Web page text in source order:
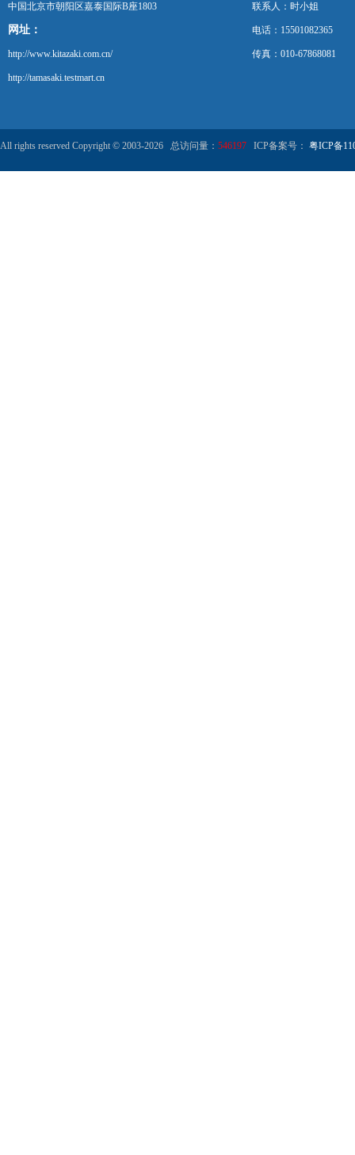
中国北京市朝阳区嘉泰国际B座1803
网址：
http://www.kitazaki.com.cn/
http://tamasaki.testmart.cn
联系人：时小姐
电话：15501082365
传真：010-67868081
All rights reserved Copyright © 2003-2026 总访问量： 546197 ICP备案号： 粤ICP备